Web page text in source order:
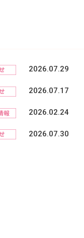
2026.07.29
2026.07.17
2026.02.24
2026.07.30